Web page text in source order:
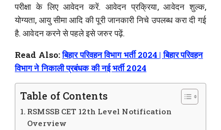
परीक्षा के लिए आवेदन करें. आवेदन प्रक्रिया, आवेदन शुल्क,
योग्यता, आयु सीमा आदि की पूरी जानकारी निचे उपलब्ध करा दी गई
है. आवेदन करने से पहले इसे जरुर पढ़ें.
Read Also:बिहार परिवहन विभाग भर्ती 2024 | बिहार परिवहन
विभाग ने निकाली प्रबंधक की नई भर्ती 2024
Table of Contents
RSMSSB CET 12th Level Notification
Overview